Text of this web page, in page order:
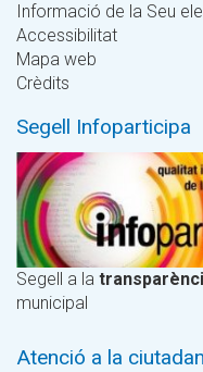
Informació de la Seu
Accessibilitat
Mapa web
Crèdits
Segell Infoparticipa
Segell a la
municipal
Atenció a la